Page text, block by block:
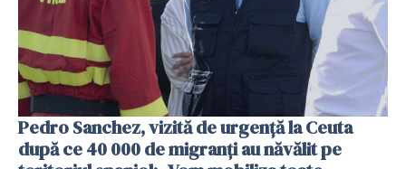
Pedro Sanchez, vizită de urgență la Ceuta
după ce 40 000 de migranți au năvălit pe